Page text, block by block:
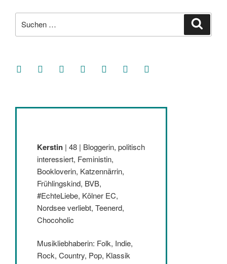
nach:
facebooksoundcloud
twitter mastodoninstagramthreads goodreads
Kerstin | 48 | Bloggerin, politisch
interessiert, Feministin,
Bookloverin, Katzennärrin,
Frühlingskind, BVB,
#EchteLiebe, Kölner EC,
Nordsee verliebt, Teenerd,
Chocoholic
Musikliebhaberin: Folk, Indie,
Rock, Country, Pop, Klassik